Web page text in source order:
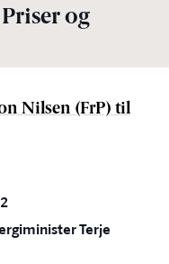
og
Nilsen (FrP) til
Terje